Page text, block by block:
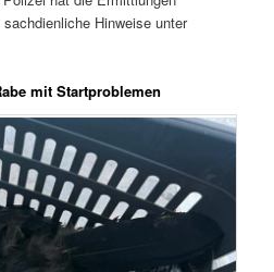
Hinweise unter
mit Startproblemen